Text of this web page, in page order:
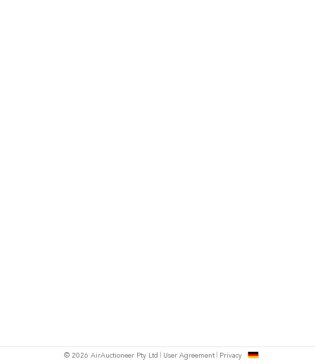
© 2026 AirAuctioneer Pty Ltd User Agreement Privacy